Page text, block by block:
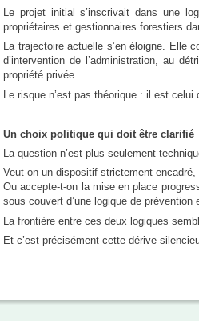
Le projet initial s’inscrivait dans une
propriétaires et gestionnaires forestiers
La trajectoire actuelle s’en éloigne. Elle
d’intervention de l’administration, au
propriété privée.
Le risque n’est pas théorique : il est
Un choix politique qui doit être clarifié
La question n’est plus seulement
Veut-on un dispositif strictement
Ou accepte-t-on la mise en place
sous couvert d’une logique de
La frontière entre ces deux logiques
Et c’est précisément cette dérive